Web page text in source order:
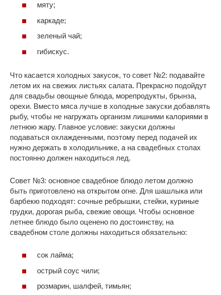
мяту;
каркаде;
зеленый чай;
гибискус.
Что касается холодных закусок, то совет №2: подавайте
летом их на свежих листьях салата. Прекрасно подойдут
для свадьбы овощные блюда, морепродукты, брынза,
орехи. Вместо мяса лучше в холодные закуски добавлять
рыбу, чтобы не нагружать организм лишними калориями в
летнюю жару. Главное условие: закуски должны
подаваться охлажденными, поэтому перед подачей их
нужно держать в холодильнике, а на свадебных столах
постоянно должен находиться лед.
Совет №3: основное свадебное блюдо летом должно
быть приготовлено на открытом огне. Для шашлыка или
барбекю подходят: сочные ребрышки, стейки, куриные
грудки, дорогая рыба, свежие овощи. Чтобы основное
летнее блюдо было оценено по достоинству, на
свадебном столе должны находиться обязательно:
сок лайма;
острый соус чили;
розмарин, шалфей, тимьян;